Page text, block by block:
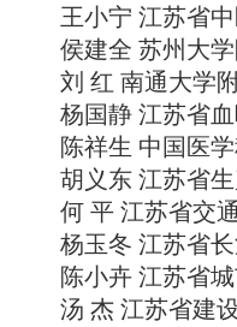
王小宁 江苏省中
侯建全 苏州大学
刘 红 南通大学
杨国静 江苏省血
陈祥生 中国医学
胡义东 江苏省生
何 平 江苏省交通
杨玉冬 江苏省长
陈小卉 江苏省城
汤 杰 江苏省建设